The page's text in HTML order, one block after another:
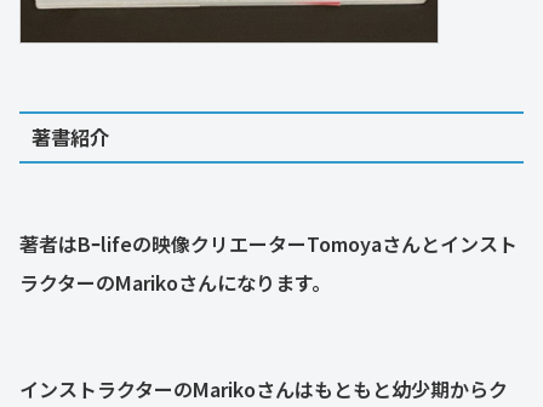
著書紹介
著者はBｰlifeの映像クリエーターTomoyaさんとインスト
ラクターのMarikoさんになります。
インストラクターのMarikoさんはもともと幼少期からク